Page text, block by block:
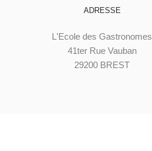
ADRESSE
L'Ecole des Gastronomes
41ter Rue Vauban
29200 BREST